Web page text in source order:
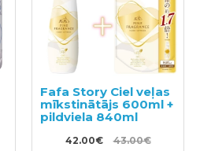
Fafa Story Ciel veļas
mīkstinātājs 600ml +
pildviela 840ml
42.00€ 43.00€